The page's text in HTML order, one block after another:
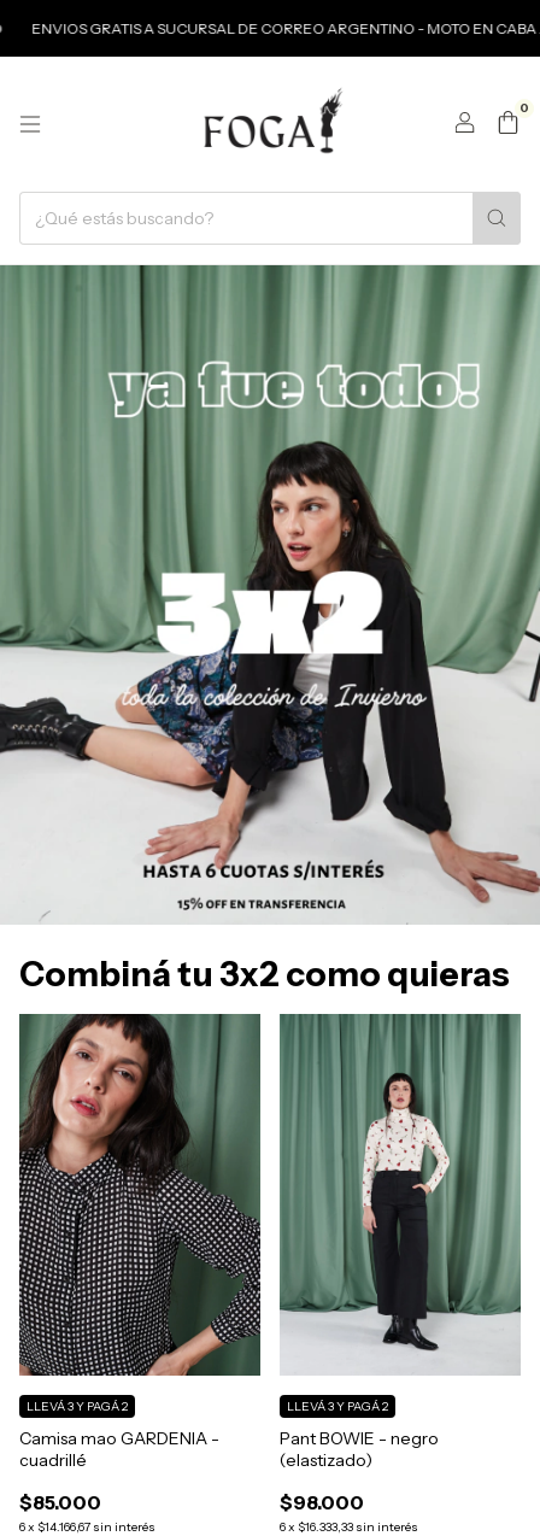
A SUCURSAL DE CORREO ARGENTINO - MOTO EN CABA A PARTIR DE
0
Combiná tu 3x2 como quieras
Camisa mao GARDENIA -
cuadrillé
$85.000
6x $14.166,67 sin interés
LLEVÁ 3 Y PAGÁ 2
Pant BOWIE - negro
(elastizado)
$98.000
6x $16.333,33 sin interés
LLEVÁ 3 Y PAGÁ 2